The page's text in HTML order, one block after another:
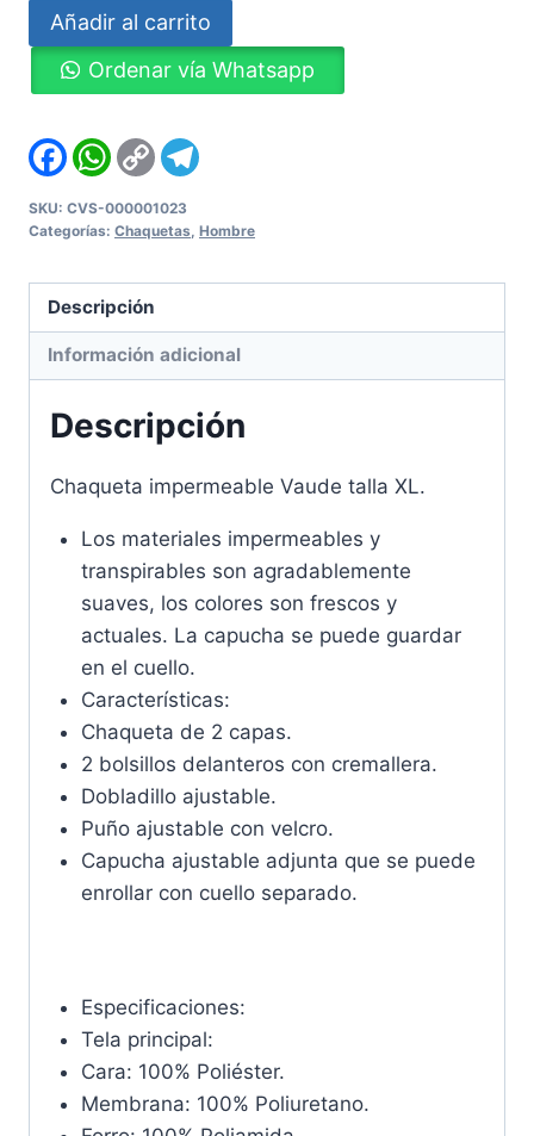
Chaqueta
impermeable
Vaude
XL
cantidad
Añadir al carrito
Ordenar vía Whatsapp
FacebookWhatsApp
Copy
Link
SKU: CVS-000001023
Categorías: Chaquetas, Hombre
Descripción
Información adicional
Descripción
Chaqueta impermeable Vaude talla XL.
Los materiales impermeables y
transpirables son agradablemente
suaves, los colores son frescos y
actuales. La capucha se puede guardar
en el cuello.
Características:
Chaqueta de 2 capas.
2 bolsillos delanteros con cremallera.
Dobladillo ajustable.
Puño ajustable con velcro.
Capucha ajustable adjunta que se puede
enrollar con cuello separado.
Especificaciones:
Tela principal:
Cara: 100% Poliéster.
Membrana: 100% Poliuretano.